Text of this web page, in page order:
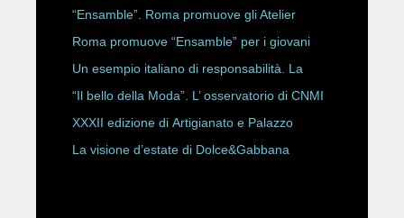
ROBERTA ANGELILLI
“Ensamble”. Roma promuove gli Atelier
Storici
Roma promuove “Ensamble” per i giovani
Un esempio italiano di responsabilità. La
Rete Slow Fiber
“Il bello della Moda”. L’ osservatorio di CNMI
XXXII edizione di Artigianato e Palazzo
La visione d’estate di Dolce&Gabbana